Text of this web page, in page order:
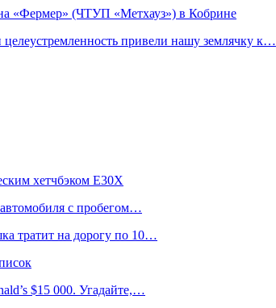
«Фермер» (ЧТУП «Метхауз») в Кобрине
привели нашу землячку к…
хетчбэком E30X
с пробегом…
тратит на дорогу по 10…
$15 000. Угадайте,…